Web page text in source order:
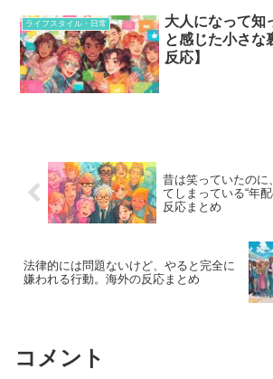
ライフスタイル・日常
大人になって知
と感じた小さな
反応】
昔は笑っていたのに
てしまっている“年
反応まとめ
法律的には問題ないけど、やると完全に
嫌われる行動。海外の反応まとめ
コメント